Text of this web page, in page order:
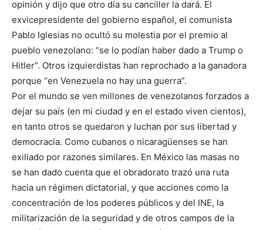
opinión y dijo que otro día su canciller la dará. El
exvicepresidente del gobierno español, el comunista
Pablo Iglesias no ocultó su molestia por el premio al
pueblo venezolano: “se lo podían haber dado a Trump o
Hitler”. Otros izquierdistas han reprochado a la ganadora
porque “en Venezuela no hay una guerra”.
Por el mundo se ven millones de venezolanos forzados a
dejar su país (en mi ciudad y en el estado viven cientos),
en tanto otros se quedaron y luchan por sus libertad y
democracia. Como cubanos o nicaragüenses se han
exiliado por razones similares. En México las masas no
se han dado cuenta que el obradorato trazó una ruta
hacia un régimen dictatorial, y que acciones como la
concentración de los poderes públicos y del INE, la
militarización de la seguridad y de otros campos de la